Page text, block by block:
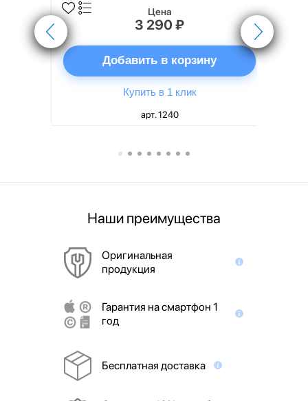
Цена
3 290 ₽
Добавить в корзину
Купить в 1 клик
арт. 1240
Наши преимущества
Оригинальная
продукция
Гарантия на смартфон 1
год
Бесплатная доставка